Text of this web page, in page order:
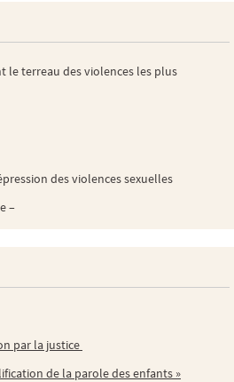
le terreau des violences les plus
des violences sexuelles
–
par la justice
de la parole des enfants »